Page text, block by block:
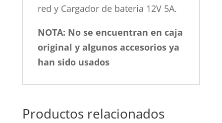
red y Cargador de bateria 12V 5A.
NOTA: No se encuentran en caja
original y algunos accesorios ya
han sido usados
Productos relacionados